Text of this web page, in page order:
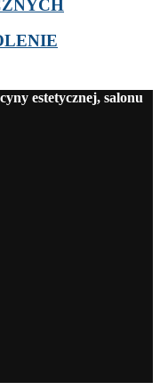
estetycznej, salonu